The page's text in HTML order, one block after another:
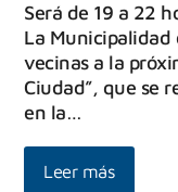
Será de 19 a 22
La Municipalidad
vecinas a la
Ciudad”, que se
en la…
Leer más